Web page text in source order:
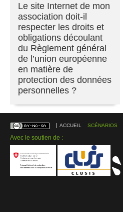
Le site Internet de mon
association doit-il
respecter les droits et
obligations découlant
du Règlement général
de l’union européenne
en matière de
protection des données
personnelles ?
ACCUEIL SCÉNARIOS
Avec le soutien de :